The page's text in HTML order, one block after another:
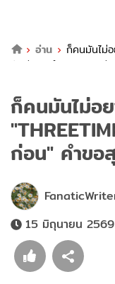
อ่าน
ก็คนมันไม่
กันก่อน" คำขอสุดท้ายก่อ
ก็คนมันไม่อ
ก่อน" คำขอ
15 มิถุนายน